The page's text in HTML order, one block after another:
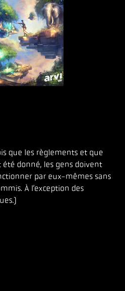
que les règlements et que
donné, les gens doivent
par eux-mêmes sans
À l’exception des